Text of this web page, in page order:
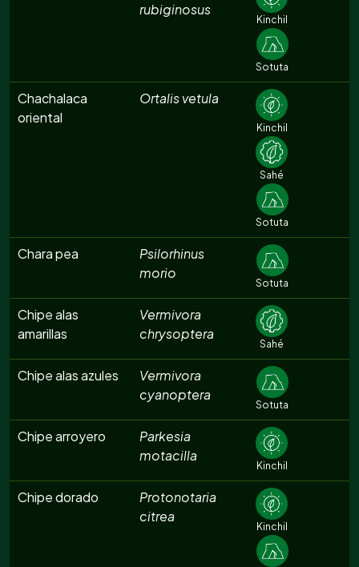
rubiginosus
Kinchil
Sotuta
Chachalaca
oriental
Ortalis vetula
Kinchil
Sahé
Sotuta
Chara pea
Psilorhinus
morio
Sotuta
Chipe alas
amarillas
Vermivora
chrysoptera
Sahé
Chipe alas azules
Vermivora
cyanoptera
Sotuta
Chipe arroyero
Parkesia
motacilla
Kinchil
Chipe dorado
Protonotaria
citrea
Kinchil